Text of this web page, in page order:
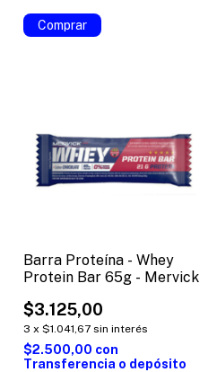
Comprar
Barra Proteína - Whey
Protein Bar 65g - Mervick
$3.125,00
3 x $1.041,67 sin interés
$2.500,00 con
Transferencia o depósito